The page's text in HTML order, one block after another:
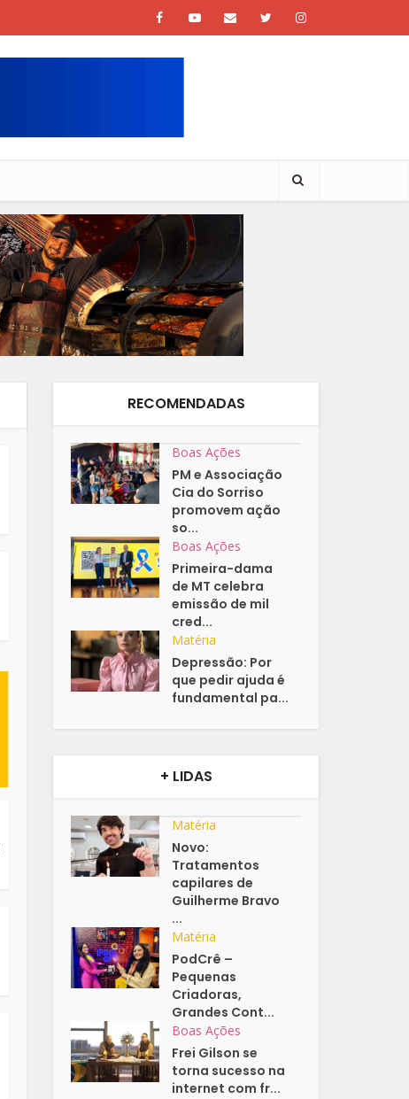
RECOMENDADAS
Boas Ações
PM e Associação
Cia do Sorriso
promovem ação
so...
Boas Ações
Primeira-dama
de MT celebra
emissão de mil
cred...
Matéria
Depressão: Por
que pedir ajuda é
fundamental pa...
+ LIDAS
Matéria
Novo:
Tratamentos
capilares de
Guilherme Bravo
...
Matéria
PodCrê –
Pequenas
Criadoras,
Grandes Cont...
Boas Ações
Frei Gilson se
torna sucesso na
internet com fr...